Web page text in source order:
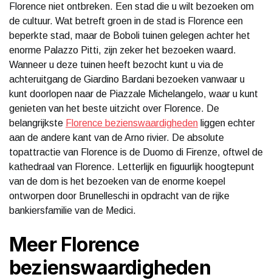
Florence niet ontbreken. Een stad die u wilt bezoeken om
de cultuur. Wat betreft groen in de stad is Florence een
beperkte stad, maar de Boboli tuinen gelegen achter het
enorme Palazzo Pitti, zijn zeker het bezoeken waard.
Wanneer u deze tuinen heeft bezocht kunt u via de
achteruitgang de Giardino Bardani bezoeken vanwaar u
kunt doorlopen naar de Piazzale Michelangelo, waar u kunt
genieten van het beste uitzicht over Florence. De
belangrijkste Florence bezienswaardigheden liggen echter
aan de andere kant van de Arno rivier. De absolute
topattractie van Florence is de Duomo di Firenze, oftwel de
kathedraal van Florence. Letterlijk en figuurlijk hoogtepunt
van de dom is het bezoeken van de enorme koepel
ontworpen door Brunelleschi in opdracht van de rijke
bankiersfamilie van de Medici.
Meer Florence
bezienswaardigheden